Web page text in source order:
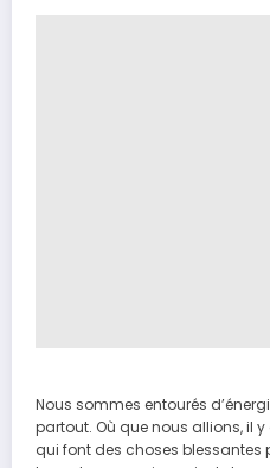
Nous sommes entourés
partout. Où que nous allions, il
qui font des choses blessantes